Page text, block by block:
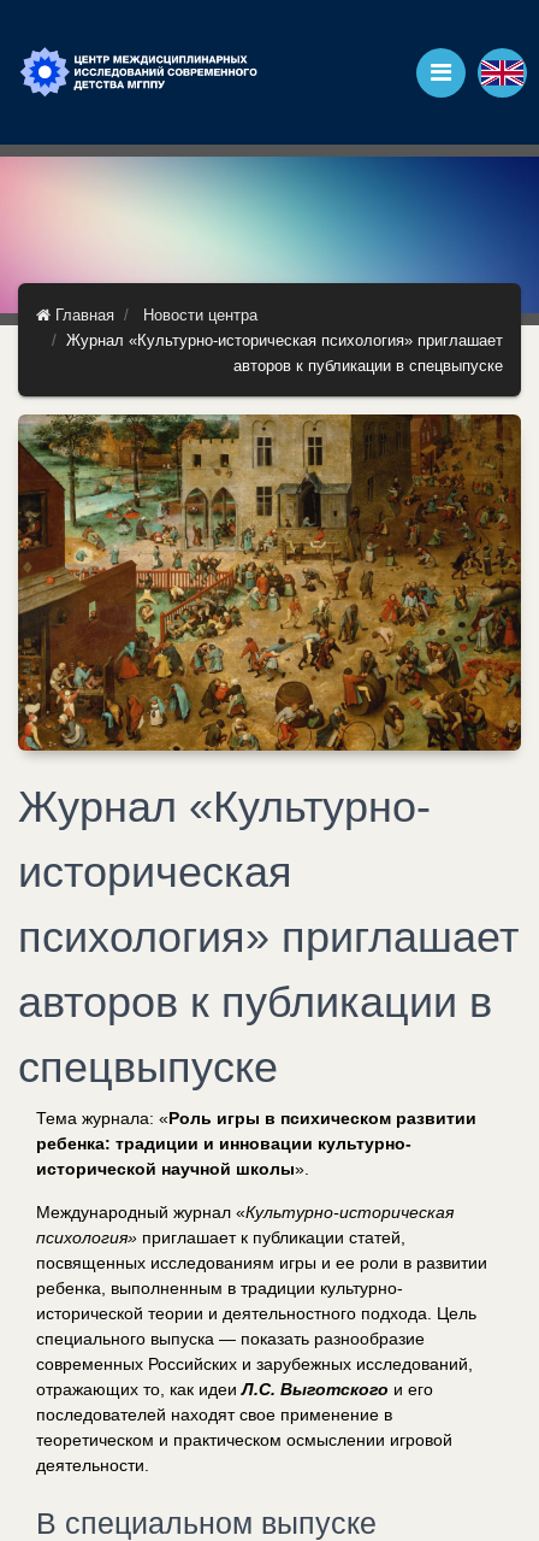
Главная
Новости центра
Журнал «Культурно-историческая психология» приглашает
авторов к публикации в спецвыпуске
Журнал «Культурно-
историческая
психология» приглашает
авторов к публикации в
спецвыпуске
Тема журнала: «Роль игры в психическом развитии
ребенка: традиции и инновации культурно-
исторической научной школы».
Международный журнал «Культурно-историческая
психология» приглашает к публикации статей,
посвященных исследованиям игры и ее роли в развитии
ребенка, выполненным в традиции культурно-
исторической теории и деятельностного подхода. Цель
специального выпуска — показать разнообразие
современных Российских и зарубежных исследований,
отражающих то, как идеиЛ.С. Выготского и его
последователей находят свое применение в
теоретическом и практическом осмыслении игровой
деятельности.
В специальном выпуске